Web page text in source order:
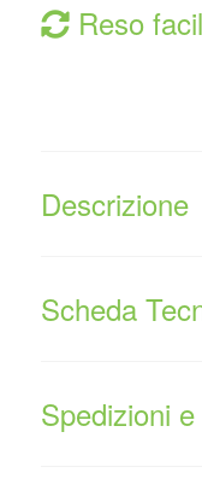
Reso
Descrizione
Scheda
Spedizioni